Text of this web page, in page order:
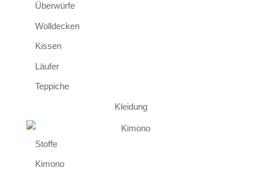
Überwürfe
Wolldecken
Kissen
Läufer
Teppiche
Kleidung
Stoffe
Kimono